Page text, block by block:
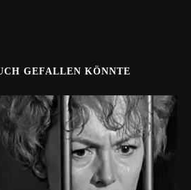
GEFALLEN KÖNNTE